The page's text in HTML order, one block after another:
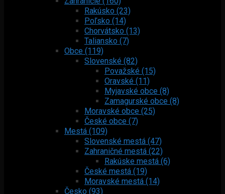
Rakúsko (23)
Poľsko (14)
Chorvátsko (13)
Taliansko (7)
Obce (119)
Slovenské (82)
Považské (15)
Oravské (11)
Myjavské obce (8)
Zamagurské obce (8)
Moravské obce (25)
České obce (7)
Mestá (109)
Slovenské mestá (47)
Zahraničné mestá (22)
Rakúske mestá (6)
České mestá (19)
Moravské mestá (14)
Česko (93)